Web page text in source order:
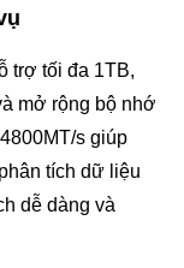
trợ tối đa 1TB,
mở rộng bộ nhớ
s giúp
tích dữ liệu
dễ dàng và